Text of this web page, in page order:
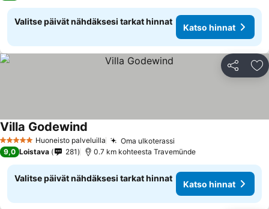
Valitse päivät nähdäksesi tarkat hinnat
Katso hinnat
Jaa
5 TähtiluokitusHuoneisto palveluilla Oma ulkoterassi
Villa Godewind
9,0 Loistava 281 0.7 km kohteesta Travemünde
Valitse päivät nähdäksesi tarkat hinnat
Katso hinnat